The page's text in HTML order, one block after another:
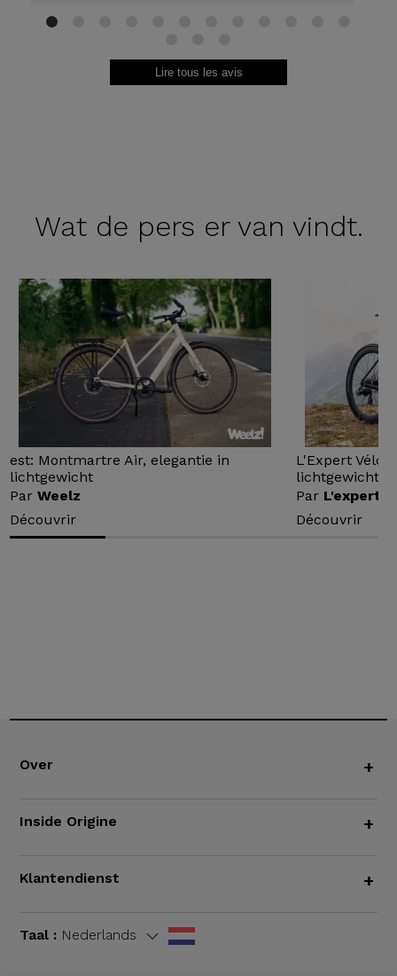
1
Lire tous les avis
Wat de pers er van vindt.
est: Montmartre Air, elegantie in
lichtgewicht
ParWeelz
Découvrir
L'Expert Vélo
lichtgewicht...
Par L'expert
Découvrir
Over +
Inside Origine +
Klantendienst +
Taal : Nederlands